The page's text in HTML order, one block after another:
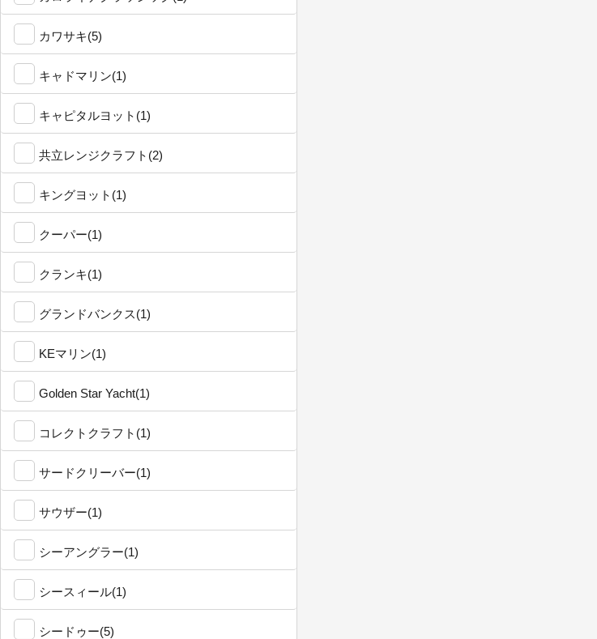
カワサキ(5)
キャドマリン(1)
キャピタルヨット(1)
共立レンジクラフト(2)
キングヨット(1)
クーパー(1)
クランキ(1)
グランドバンクス(1)
KEマリン(1)
Golden Star Yacht(1)
コレクトクラフト(1)
サードクリーバー(1)
サウザー(1)
シーアングラー(1)
シースィール(1)
シードゥー(5)